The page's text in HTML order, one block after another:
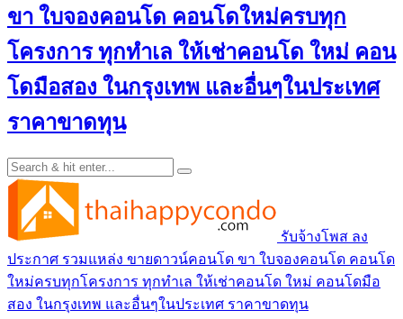
ขา ใบจองคอนโด คอนโดใหม่ครบทุก
โครงการ ทุกทำเล ให้เช่าคอนโด ใหม่ คอน
โดมือสอง ในกรุงเทพ และอื่นๆในประเทศ
ราคาขาดทุน
รับจ้างโพส ลง
ประกาศ รวมแหล่ง ขายดาวน์คอนโด ขา ใบจองคอนโด คอนโด
ใหม่ครบทุกโครงการ ทุกทำเล ให้เช่าคอนโด ใหม่ คอนโดมือ
สอง ในกรุงเทพ และอื่นๆในประเทศ ราคาขาดทุน